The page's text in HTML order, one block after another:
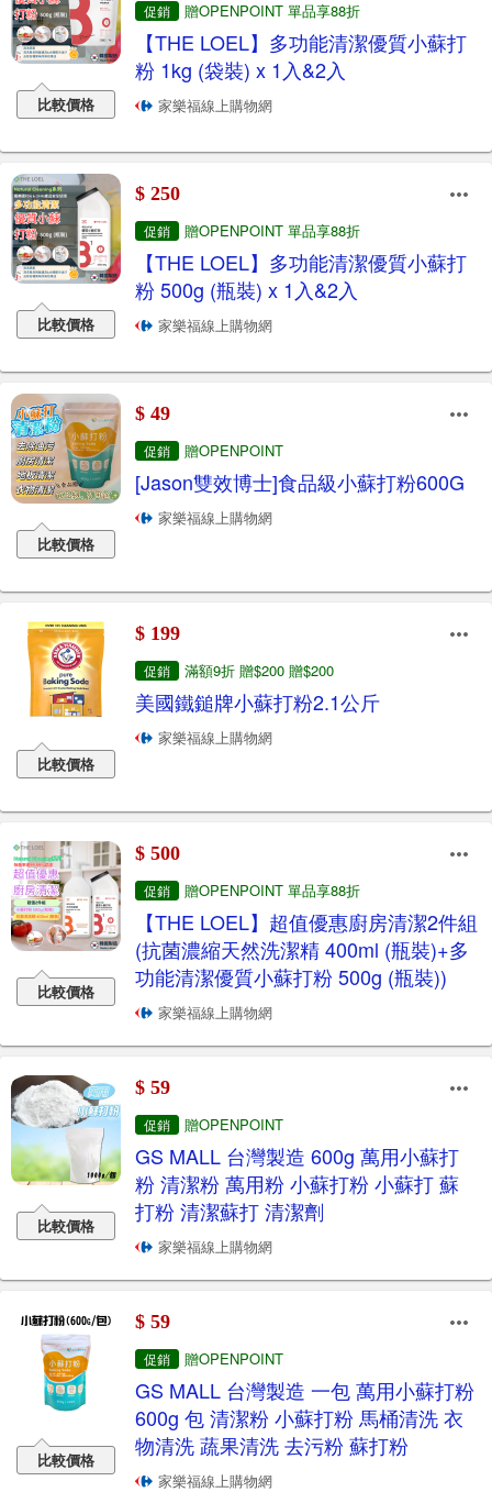
比較價格
促銷 贈OPENPOINT 單品享88折
【THE LOEL】多功能清潔優質小蘇打
粉 1kg (袋裝) x 1入&2入
家樂福線上購物網
比較價格
$ 250
促銷 贈OPENPOINT 單品享88折
【THE LOEL】多功能清潔優質小蘇打
粉 500g (瓶裝) x 1入&2入
家樂福線上購物網
比較價格
$ 49
促銷 贈OPENPOINT
[Jason雙效博士]食品級小蘇打粉600G
家樂福線上購物網
比較價格
$ 199
促銷 滿額9折 贈$200 贈$200
美國鐵鎚牌小蘇打粉2.1公斤
家樂福線上購物網
比較價格
$ 500
促銷 贈OPENPOINT 單品享88折
【THE LOEL】超值優惠廚房清潔2件組
(抗菌濃縮天然洗潔精 400ml (瓶裝)+多
功能清潔優質小蘇打粉 500g (瓶裝))
家樂福線上購物網
比較價格
$ 59
促銷 贈OPENPOINT
GS MALL 台灣製造 600g 萬用小蘇打
粉 清潔粉 萬用粉 小蘇打粉 小蘇打 蘇
打粉 清潔蘇打 清潔劑
家樂福線上購物網
比較價格
$ 59
促銷 贈OPENPOINT
GS MALL 台灣製造 一包 萬用小蘇打粉
600g 包 清潔粉 小蘇打粉 馬桶清洗 衣
物清洗 蔬果清洗 去污粉 蘇打粉
家樂福線上購物網